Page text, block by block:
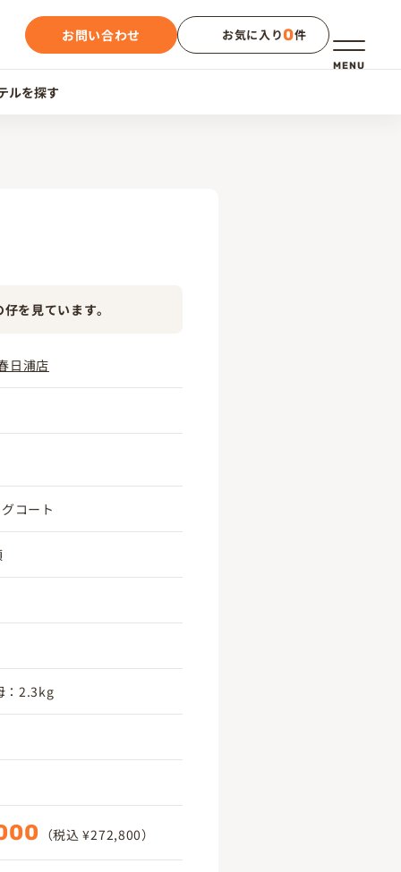
メニュー
MENU
お問い合わせ お気に入り0件
ルを探す
を見ています。
日浦店
コート
：2.3kg
（税込 ¥272,800）